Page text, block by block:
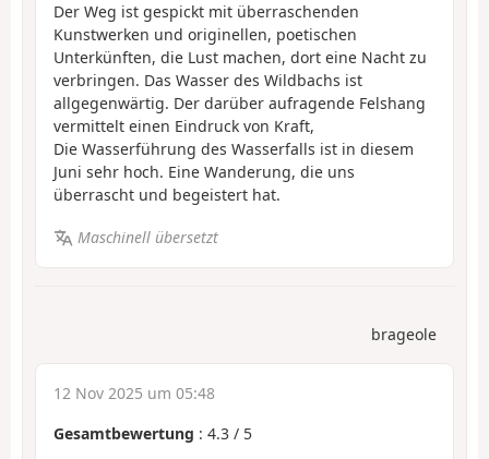
Der Weg ist gespickt mit überraschenden
Kunstwerken und originellen, poetischen
Unterkünften, die Lust machen, dort eine Nacht zu
verbringen. Das Wasser des Wildbachs ist
allgegenwärtig. Der darüber aufragende Felshang
vermittelt einen Eindruck von Kraft,
Die Wasserführung des Wasserfalls ist in diesem
Juni sehr hoch. Eine Wanderung, die uns
überrascht und begeistert hat.
Maschinell übersetzt
brageole
12 Nov 2025 um 05:48
Gesamtbewertung : 4.3 / 5